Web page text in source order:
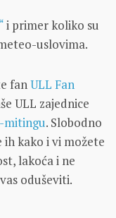
i primer koliko su
uslovima.
fanULL Fan
ULL zajednice
mitingu. Slobodno
kako i vi možete
lakoća i ne
oduševiti.